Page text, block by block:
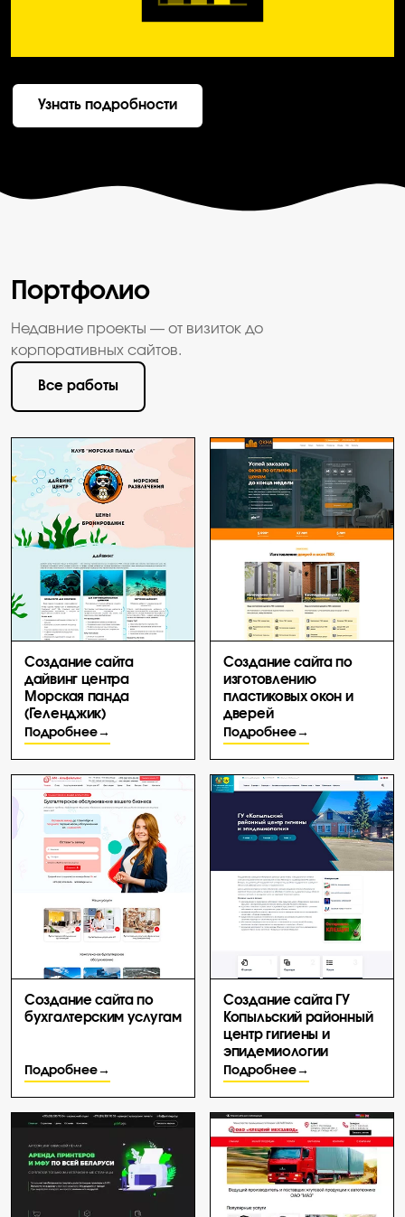
Узнать подробности
Портфолио
Недавние проекты — от визиток до
корпоративных сайтов.
Все работы
Создание сайта
дайвинг центра
Морская панда
(Геленджик)
Подробнее
Создание сайта по
изготовлению
пластиковых окон и
дверей
Подробнее
Создание сайта по
бухгалтерским услугам
Подробнее
Создание сайта ГУ
Копыльский районный
центр гигиены и
эпидемиологии
Подробнее